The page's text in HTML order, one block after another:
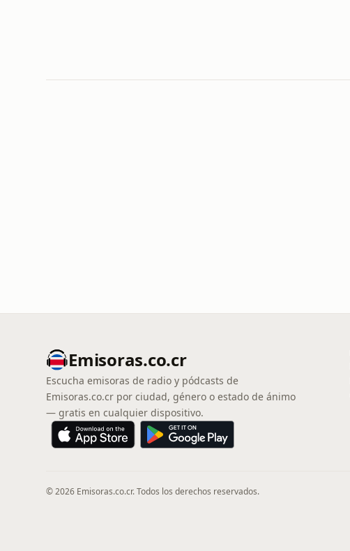
Emisoras.co.cr
Escucha emisoras de radio y pódcasts de
Emisoras.co.cr por ciudad, género o estado de ánimo
— gratis en cualquier dispositivo.
© 2026 Emisoras.co.cr. Todos los derechos reservados.